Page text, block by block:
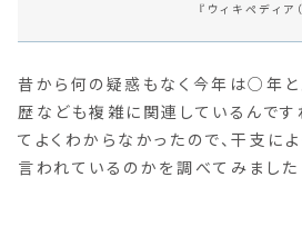
『ウィキペディ
昔から何の疑惑もなく今年は○年と
歴なども複雑に関連しているんです
てよくわからなかったので、干支に
言われているのかを調べてみました